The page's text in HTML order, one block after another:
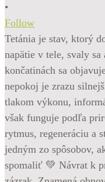
•
Follow
Tetánia je stav, ktorý
napätie v tele, svaly
končatinách sa
nepokoj je zrazu
tlakom výkonu,
však funguje podľa
rytmus, regeneráciu a
jedným zo spôsobov,
spomaliť 💚 Návrat k